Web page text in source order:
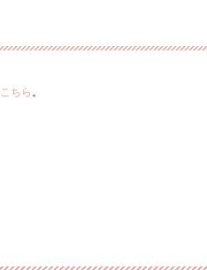
こちら 。